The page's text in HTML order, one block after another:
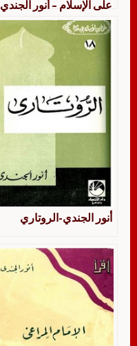
على الإسلام – أنور الجندي
أنور الجندي-الروتاري